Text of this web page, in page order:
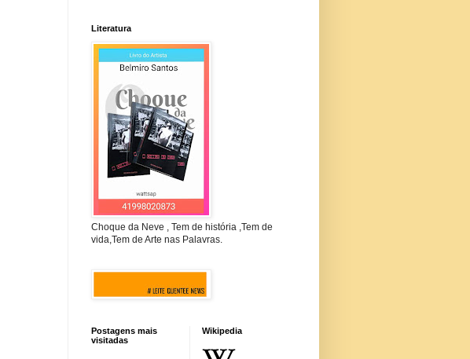
Literatura
Choque da Neve , Tem de história ,Tem de
vida,Tem de Arte nas Palavras.
Postagens mais
visitadas
Wikipedia